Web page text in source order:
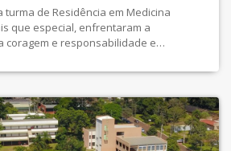
turma de Residência em Medicina
que especial, enfrentaram a
coragem e responsabilidade e
Muito sucesso pra todos!!!!